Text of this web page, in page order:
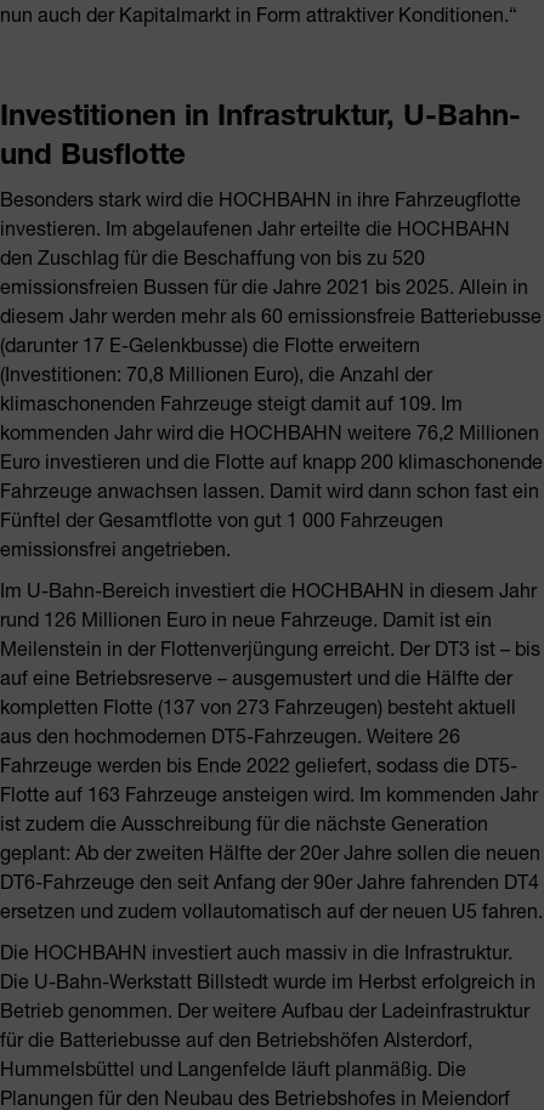
nun auch der Kapitalmarkt in Form attraktiver Konditionen.“
Investitionen in Infrastruktur, U-Bahn-
und Busflotte
Besonders stark wird die HOCHBAHN in ihre Fahrzeugflotte
investieren. Im abgelaufenen Jahr erteilte die HOCHBAHN
den Zuschlag für die Beschaffung von bis zu 520
emissionsfreien Bussen für die Jahre 2021 bis 2025. Allein in
diesem Jahr werden mehr als 60 emissionsfreie Batteriebusse
(darunter 17 E-Gelenkbusse) die Flotte erweitern
(Investitionen: 70,8 Millionen Euro), die Anzahl der
klimaschonenden Fahrzeuge steigt damit auf 109. Im
kommenden Jahr wird die HOCHBAHN weitere 76,2 Millionen
Euro investieren und die Flotte auf knapp 200 klimaschonende
Fahrzeuge anwachsen lassen. Damit wird dann schon fast ein
Fünftel der Gesamtflotte von gut 1 000 Fahrzeugen
emissionsfrei angetrieben.
Im U-Bahn-Bereich investiert die HOCHBAHN in diesem Jahr
rund 126 Millionen Euro in neue Fahrzeuge. Damit ist ein
Meilenstein in der Flottenverjüngung erreicht. Der DT3 ist – bis
auf eine Betriebsreserve – ausgemustert und die Hälfte der
kompletten Flotte (137 von 273 Fahrzeugen) besteht aktuell
aus den hochmodernen DT5-Fahrzeugen. Weitere 26
Fahrzeuge werden bis Ende 2022 geliefert, sodass die DT5-
Flotte auf 163 Fahrzeuge ansteigen wird. Im kommenden Jahr
ist zudem die Ausschreibung für die nächste Generation
geplant: Ab der zweiten Hälfte der 20er Jahre sollen die neuen
DT6-Fahrzeuge den seit Anfang der 90er Jahre fahrenden DT4
ersetzen und zudem vollautomatisch auf der neuen U5 fahren.
Die HOCHBAHN investiert auch massiv in die Infrastruktur.
Die U-Bahn-Werkstatt Billstedt wurde im Herbst erfolgreich in
Betrieb genommen. Der weitere Aufbau der Ladeinfrastruktur
für die Batteriebusse auf den Betriebshöfen Alsterdorf,
Hummelsbüttel und Langenfelde läuft planmäßig. Die
Planungen für den Neubau des Betriebshofes in Meiendorf